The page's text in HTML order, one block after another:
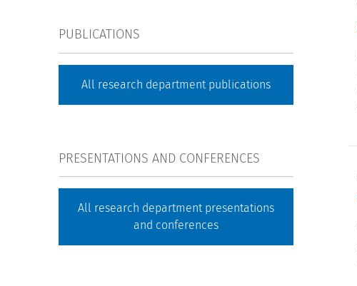
PUBLICATIONS
All research department publications
PRESENTATIONS AND CONFERENCES
All research department presentations
and conferences